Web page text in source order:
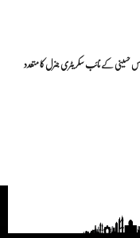
کے نائب سکریٹری جنرل کا متعدد